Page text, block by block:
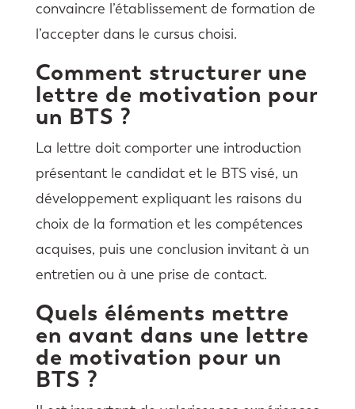
convaincre l’établissement de formation de
l’accepter dans le cursus choisi.
Comment structurer une
lettre de motivation pour
un BTS ?
La lettre doit comporter une introduction
présentant le candidat et le BTS visé, un
développement expliquant les raisons du
choix de la formation et les compétences
acquises, puis une conclusion invitant à un
entretien ou à une prise de contact.
Quels éléments mettre
en avant dans une lettre
de motivation pour un
BTS ?